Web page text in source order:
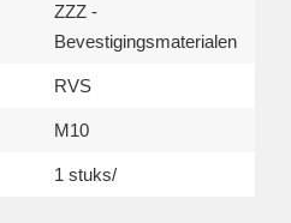
ZZZ -
Bevestigingsmaterialen
RVS
M10
1 stuks/